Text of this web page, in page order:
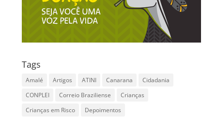
Tags
Amalé Artigos ATINI Canarana
Cidadania
CONPLEI
Correio Braziliense
Crianças
Crianças em Risco
Depoimentos